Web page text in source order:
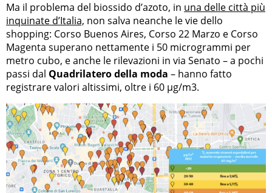
Ma il problema del biossido d’azoto, in una delle città più
inquinate d’Italia, non salva neanche le vie dello
shopping: Corso Buenos Aires, Corso 22 Marzo e Corso
Magenta superano nettamente i 50 microgrammi per
metro cubo, e anche le rilevazioni in via Senato – a pochi
passi dal Quadrilatero della moda – hanno fatto
registrare valori altissimi, oltre i 60 µg/m3.